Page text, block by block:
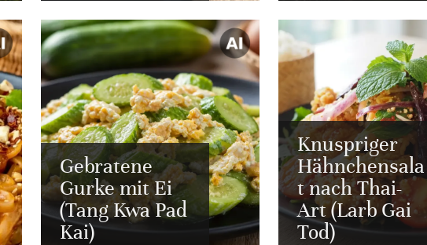
Gebratene
Gurke mit Ei
(Tang Kwa Pad
Kai)
Knuspriger
Hähnchensala
t nach Thai-
Art (Larb Gai
Tod)